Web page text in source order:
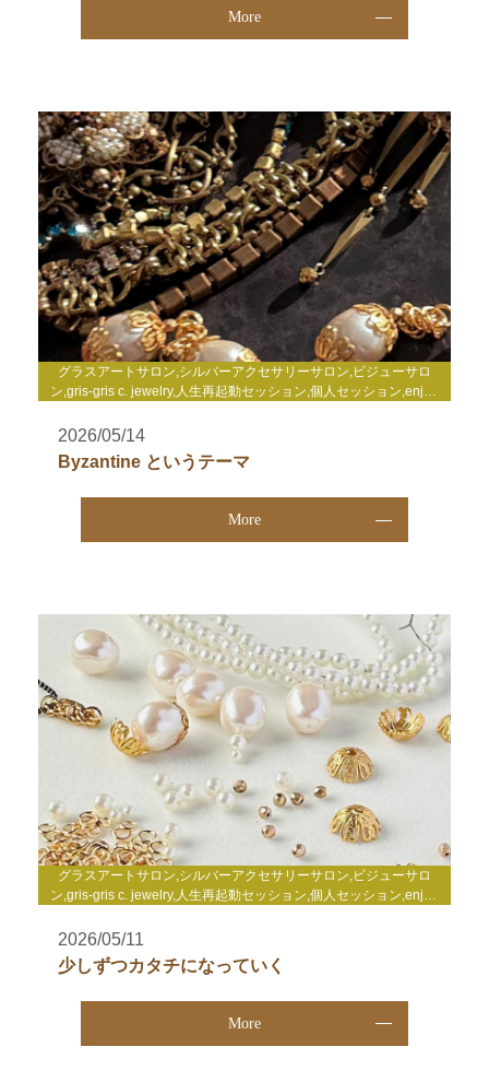
More
グラスアートサロン,シルバーアクセサリーサロン,ビジューサロ
ン,gris-gris c. jewelry,人生再起動セッション,個人セッション,enjoy
2026/05/14
Byzantine というテーマ
More
グラスアートサロン,シルバーアクセサリーサロン,ビジューサロ
ン,gris-gris c. jewelry,人生再起動セッション,個人セッション,enjoy
2026/05/11
少しずつカタチになっていく
More